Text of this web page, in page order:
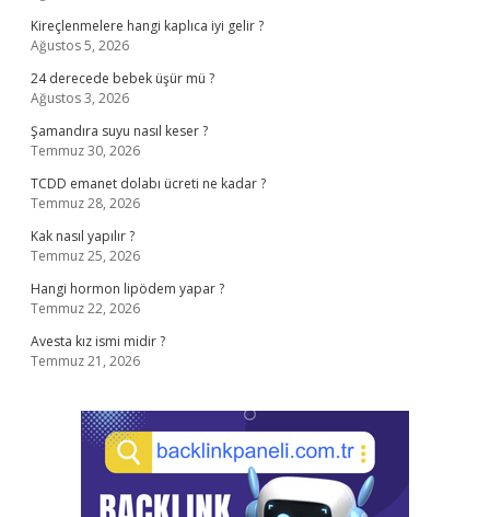
Kireçlenmelere hangi kaplıca iyi gelir ?
Ağustos 5, 2026
24 derecede bebek üşür mü ?
Ağustos 3, 2026
Şamandıra suyu nasıl keser ?
Temmuz 30, 2026
TCDD emanet dolabı ücreti ne kadar ?
Temmuz 28, 2026
Kak nasıl yapılır ?
Temmuz 25, 2026
Hangi hormon lipödem yapar ?
Temmuz 22, 2026
Avesta kız ismi midir ?
Temmuz 21, 2026